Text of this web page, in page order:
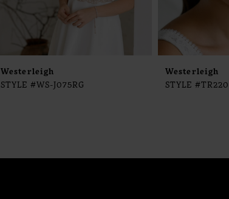
Westerleigh
STYLE #WS-J075RG
Westerleigh
STYLE